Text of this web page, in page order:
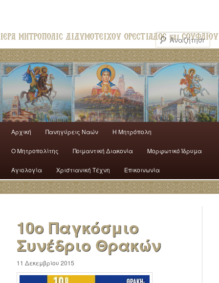
Αρχική Πανηγύρεις Ναών H Mητρόπολη
Ο Mητροπολίτης Ποιμαντική Διακονία Μορφωτικό Ίδρυμα
Αγιολογία Χριστιανική Τέχνη Επικοινωνία
10ο Παγκόσμιο
Συνέδριο Θρακών
11 Δεκεμβρίου 2015